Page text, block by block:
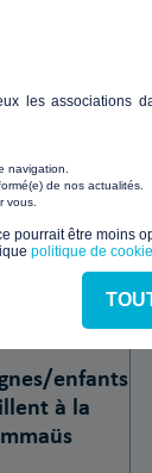
collectif
enfants
à la
les associations
navigation.
de nos actualités.
vous.
pourrait être moins
politique de